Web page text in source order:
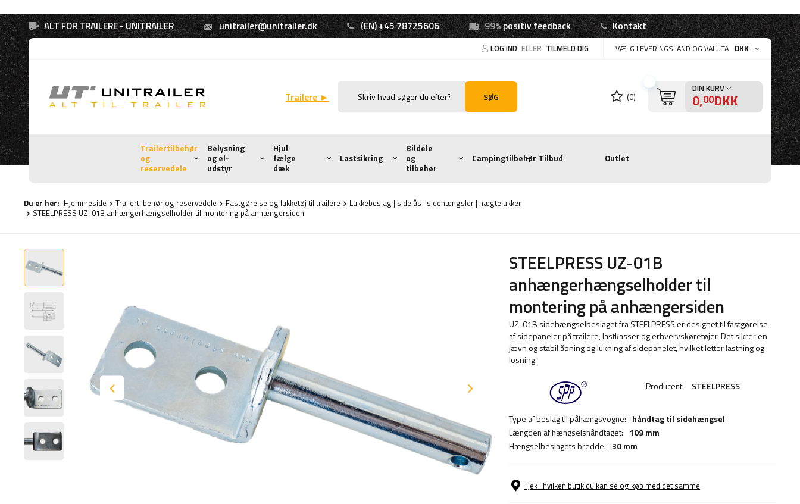
ALT FOR TRAILERE - UNITRAILER unitrailer@unitrailer.dk (EN) +45 78725606 99%positiv feedback Kontakt
LOG IND ELLER TILMELD DIG VÆLG LEVERINGSLAND OG VALUTA DKK
Trailere ► SØG (0)
DIN KURV
0,00DKK
Trailertilbehør
og
reservedele
Belysning
og el-
udstyr
Hjul
fælge
dæk
Lastsikring
Bildele
og
tilbehør
Campingtilbehør Tilbud Outlet
Du er her: Hjemmeside Trailertilbehør og reservedele Fastgørelse og lukketøj til trailere
Lukkebeslag | sidelås | sidehængsler | hægtelukker
STEELPRESS UZ-01B anhængerhængselholder til montering på anhængersiden
STEELPRESS UZ-01B
anhængerhængselholder til
montering på anhængersiden
UZ-01B sidehængselbeslaget fra STEELPRESS er designet til fastgørelse
af sidepaneler på trailere, lastkasser og erhvervskøretøjer. Det sikrer en
jævn og stabil åbning og lukning af sidepanelet, hvilket letter lastning og
losning.
Producent: STEELPRESS
Type af beslag til påhængsvogne: håndtag til sidehængsel
Længden af hængselshåndtaget: 109 mm
Hængselbeslagets bredde: 30 mm
Tjek i hvilken butik du kan se og køb med det samme